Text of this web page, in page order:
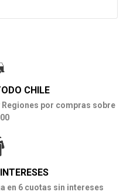
CHILE
Regiones por compras sobre
en 6 cuotas sin intereses